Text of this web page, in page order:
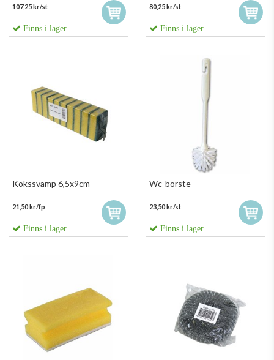
107,25 kr/st
Finns i lager
80,25 kr/st
Finns i lager
Kökssvamp 6,5x9cm
21,50 kr/fp
Finns i lager
Wc-borste
23,50 kr/st
Finns i lager